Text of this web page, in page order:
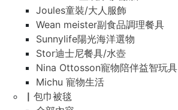
Joules童裝/大人服飾
Wean meister副食品調理餐具
Sunnylife陽光海洋選物
Stor迪士尼餐具/水壺
Nina Ottosson寵物陪伴益智玩具
Michu 寵物生活
▏包巾被毯